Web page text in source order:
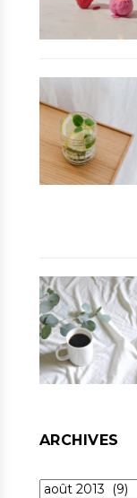
ARCHIVES
Archives